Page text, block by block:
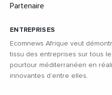
ENTREPRISES
Ecomnews Afrique veut
tissu des entreprises sur tous
pourtour méditerranéen en
innovantes d’entre elles.